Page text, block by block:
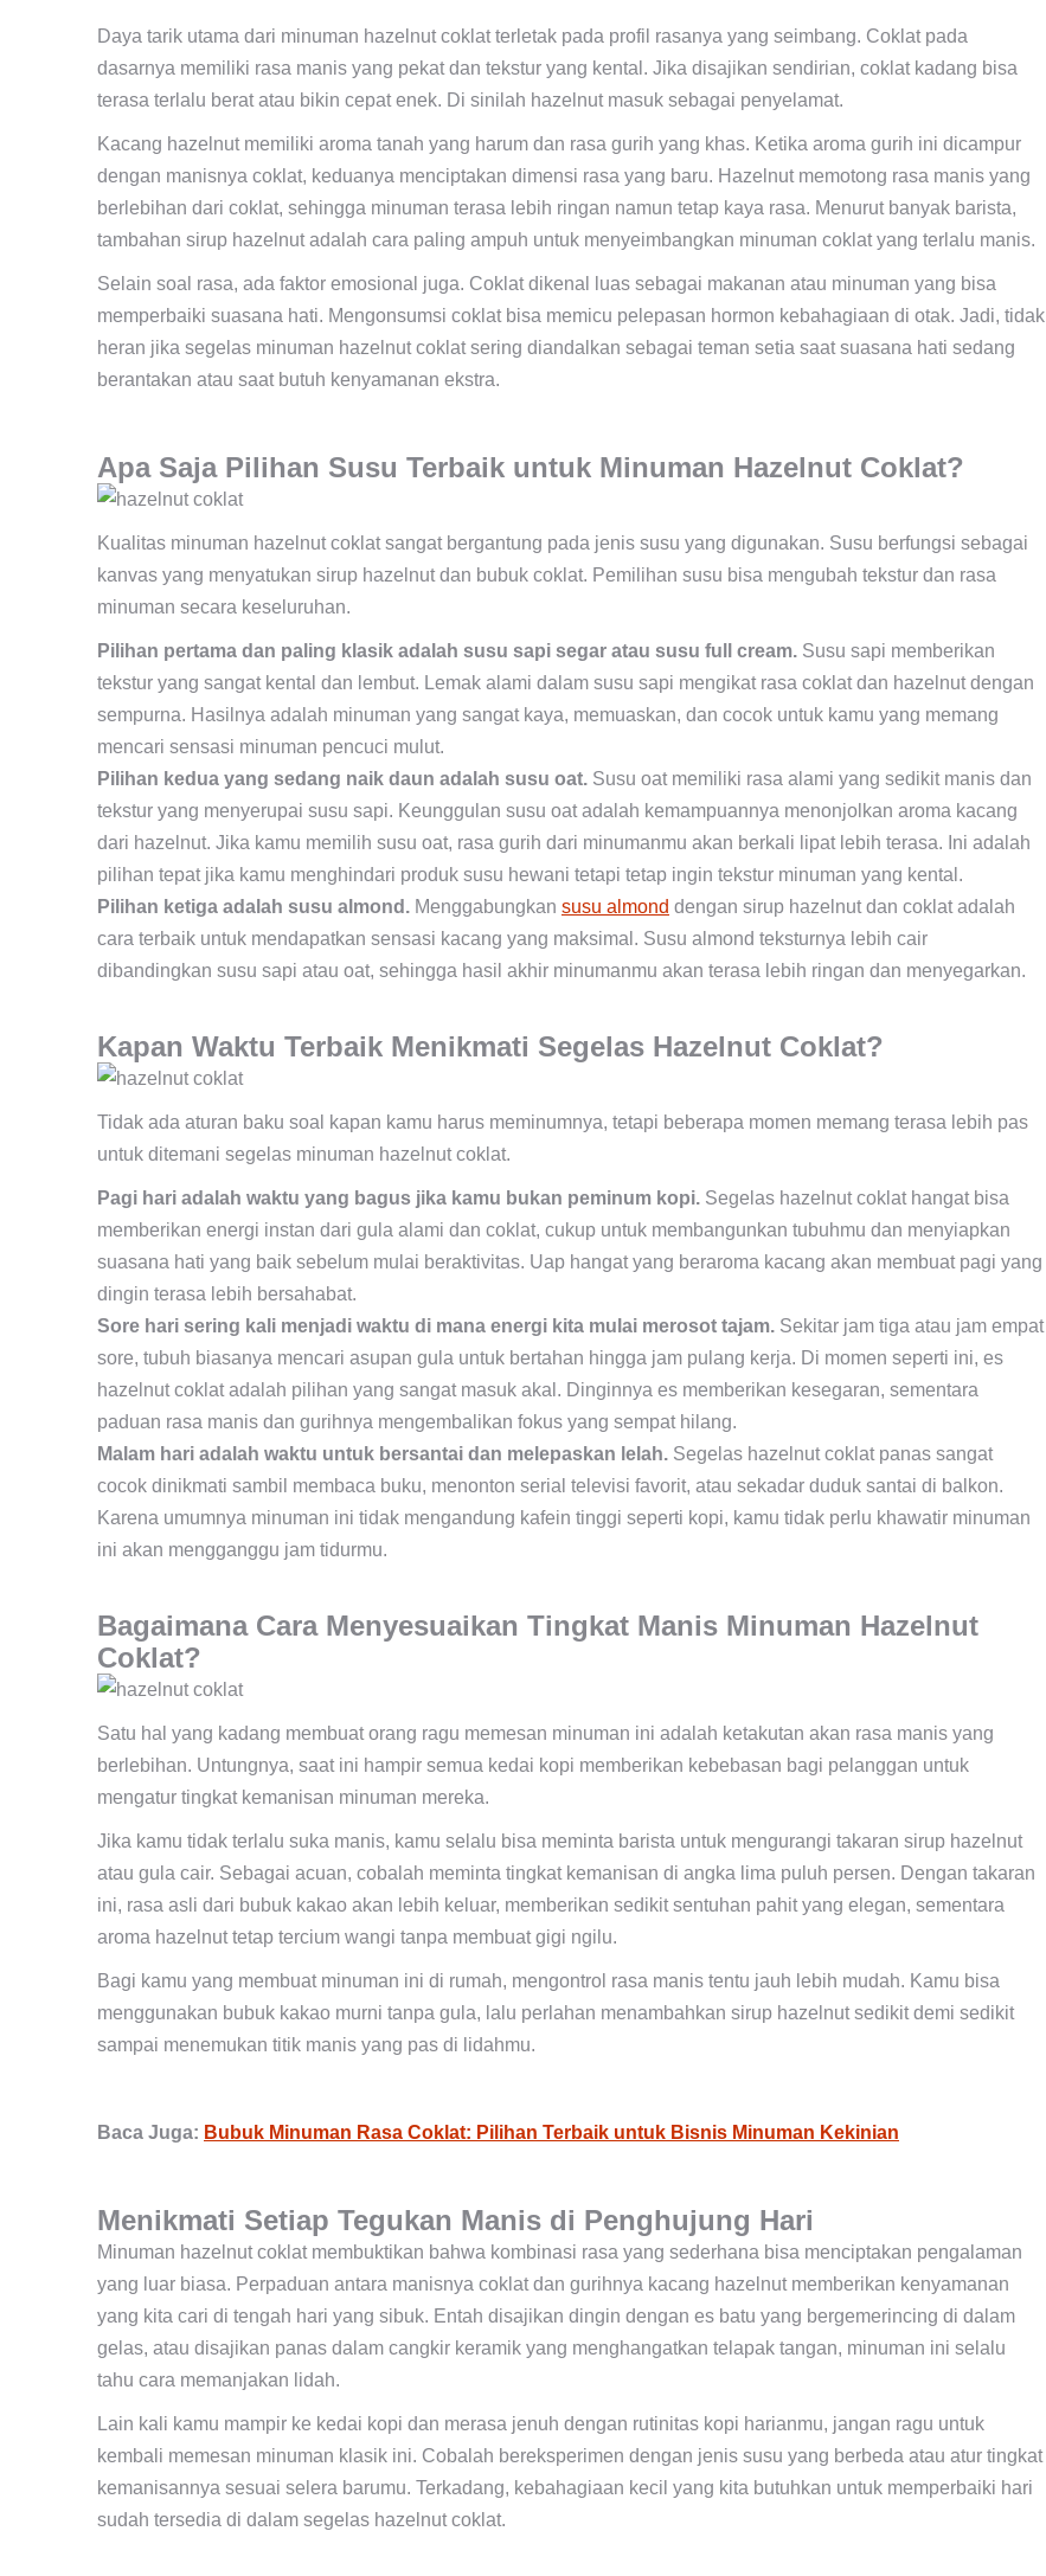
Daya tarik utama dari minuman hazelnut coklat terletak pada profil rasanya yang seimbang. Coklat pada
dasarnya memiliki rasa manis yang pekat dan tekstur yang kental. Jika disajikan sendirian, coklat kadang bisa
terasa terlalu berat atau bikin cepat enek. Di sinilah hazelnut masuk sebagai penyelamat.
Kacang hazelnut memiliki aroma tanah yang harum dan rasa gurih yang khas. Ketika aroma gurih ini dicampur
dengan manisnya coklat, keduanya menciptakan dimensi rasa yang baru. Hazelnut memotong rasa manis yang
berlebihan dari coklat, sehingga minuman terasa lebih ringan namun tetap kaya rasa. Menurut banyak barista,
tambahan sirup hazelnut adalah cara paling ampuh untuk menyeimbangkan minuman coklat yang terlalu manis.
Selain soal rasa, ada faktor emosional juga. Coklat dikenal luas sebagai makanan atau minuman yang bisa
memperbaiki suasana hati. Mengonsumsi coklat bisa memicu pelepasan hormon kebahagiaan di otak. Jadi, tidak
heran jika segelas minuman hazelnut coklat sering diandalkan sebagai teman setia saat suasana hati sedang
berantakan atau saat butuh kenyamanan ekstra.
Apa Saja Pilihan Susu Terbaik untuk Minuman Hazelnut Coklat?
Kualitas minuman hazelnut coklat sangat bergantung pada jenis susu yang digunakan. Susu berfungsi sebagai
kanvas yang menyatukan sirup hazelnut dan bubuk coklat. Pemilihan susu bisa mengubah tekstur dan rasa
minuman secara keseluruhan.
Pilihan pertama dan paling klasik adalah susu sapi segar atau susu full cream. Susu sapi memberikan
tekstur yang sangat kental dan lembut. Lemak alami dalam susu sapi mengikat rasa coklat dan hazelnut dengan
sempurna. Hasilnya adalah minuman yang sangat kaya, memuaskan, dan cocok untuk kamu yang memang
mencari sensasi minuman pencuci mulut.
Pilihan kedua yang sedang naik daun adalah susu oat. Susu oat memiliki rasa alami yang sedikit manis dan
tekstur yang menyerupai susu sapi. Keunggulan susu oat adalah kemampuannya menonjolkan aroma kacang
dari hazelnut. Jika kamu memilih susu oat, rasa gurih dari minumanmu akan berkali lipat lebih terasa. Ini adalah
pilihan tepat jika kamu menghindari produk susu hewani tetapi tetap ingin tekstur minuman yang kental.
Pilihan ketiga adalah susu almond. Menggabungkan susu almond dengan sirup hazelnut dan coklat adalah
cara terbaik untuk mendapatkan sensasi kacang yang maksimal. Susu almond teksturnya lebih cair
dibandingkan susu sapi atau oat, sehingga hasil akhir minumanmu akan terasa lebih ringan dan menyegarkan.
Kapan Waktu Terbaik Menikmati Segelas Hazelnut Coklat?
Tidak ada aturan baku soal kapan kamu harus meminumnya, tetapi beberapa momen memang terasa lebih pas
untuk ditemani segelas minuman hazelnut coklat.
Pagi hari adalah waktu yang bagus jika kamu bukan peminum kopi. Segelas hazelnut coklat hangat bisa
memberikan energi instan dari gula alami dan coklat, cukup untuk membangunkan tubuhmu dan menyiapkan
suasana hati yang baik sebelum mulai beraktivitas. Uap hangat yang beraroma kacang akan membuat pagi yang
dingin terasa lebih bersahabat.
Sore hari sering kali menjadi waktu di mana energi kita mulai merosot tajam. Sekitar jam tiga atau jam empat
sore, tubuh biasanya mencari asupan gula untuk bertahan hingga jam pulang kerja. Di momen seperti ini, es
hazelnut coklat adalah pilihan yang sangat masuk akal. Dinginnya es memberikan kesegaran, sementara
paduan rasa manis dan gurihnya mengembalikan fokus yang sempat hilang.
Malam hari adalah waktu untuk bersantai dan melepaskan lelah. Segelas hazelnut coklat panas sangat
cocok dinikmati sambil membaca buku, menonton serial televisi favorit, atau sekadar duduk santai di balkon.
Karena umumnya minuman ini tidak mengandung kafein tinggi seperti kopi, kamu tidak perlu khawatir minuman
ini akan mengganggu jam tidurmu.
Bagaimana Cara Menyesuaikan Tingkat Manis Minuman Hazelnut
Coklat?
Satu hal yang kadang membuat orang ragu memesan minuman ini adalah ketakutan akan rasa manis yang
berlebihan. Untungnya, saat ini hampir semua kedai kopi memberikan kebebasan bagi pelanggan untuk
mengatur tingkat kemanisan minuman mereka.
Jika kamu tidak terlalu suka manis, kamu selalu bisa meminta barista untuk mengurangi takaran sirup hazelnut
atau gula cair. Sebagai acuan, cobalah meminta tingkat kemanisan di angka lima puluh persen. Dengan takaran
ini, rasa asli dari bubuk kakao akan lebih keluar, memberikan sedikit sentuhan pahit yang elegan, sementara
aroma hazelnut tetap tercium wangi tanpa membuat gigi ngilu.
Bagi kamu yang membuat minuman ini di rumah, mengontrol rasa manis tentu jauh lebih mudah. Kamu bisa
menggunakan bubuk kakao murni tanpa gula, lalu perlahan menambahkan sirup hazelnut sedikit demi sedikit
sampai menemukan titik manis yang pas di lidahmu.
Baca Juga: Bubuk Minuman Rasa Coklat: Pilihan Terbaik untuk Bisnis Minuman Kekinian
Menikmati Setiap Tegukan Manis di Penghujung Hari
Minuman hazelnut coklat membuktikan bahwa kombinasi rasa yang sederhana bisa menciptakan pengalaman
yang luar biasa. Perpaduan antara manisnya coklat dan gurihnya kacang hazelnut memberikan kenyamanan
yang kita cari di tengah hari yang sibuk. Entah disajikan dingin dengan es batu yang bergemerincing di dalam
gelas, atau disajikan panas dalam cangkir keramik yang menghangatkan telapak tangan, minuman ini selalu
tahu cara memanjakan lidah.
Lain kali kamu mampir ke kedai kopi dan merasa jenuh dengan rutinitas kopi harianmu, jangan ragu untuk
kembali memesan minuman klasik ini. Cobalah bereksperimen dengan jenis susu yang berbeda atau atur tingkat
kemanisannya sesuai selera barumu. Terkadang, kebahagiaan kecil yang kita butuhkan untuk memperbaiki hari
sudah tersedia di dalam segelas hazelnut coklat.